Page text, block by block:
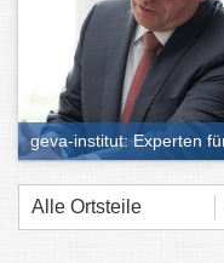
geva-institut: Experten
Alle Ortsteile